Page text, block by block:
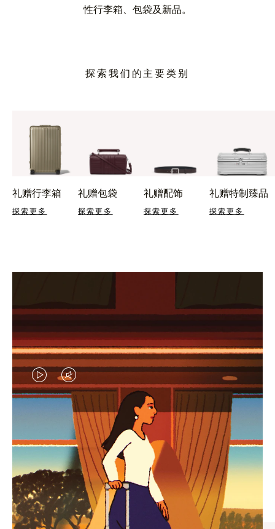
性行李箱、包袋及新品。
探索我们的主要类别
礼赠行李箱
探索更多
礼赠包袋
探索更多
礼赠配饰
探索更多
礼赠特制臻品
探索更多
视
频
暂
停，
请
按
视
频
已
静
音，
请
点
臻礼指南
寻觅心仪的出行伴侣，与您共
享缤纷旅程